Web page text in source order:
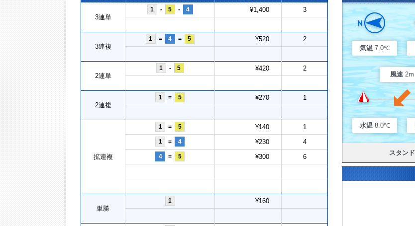
3連単
1 - 5 - 4 ¥1,400 3
3連複
1 = 4 = 5 ¥520 2
2連単
1 - 5 ¥420 2
2連複
1 = 5 ¥270 1
拡連複
1 = 5 ¥140 1
1 = 4 ¥230 4
4 = 5 ¥300 6
単勝
1 ¥160
気温 7.0℃
風速 2m
水温 8.0℃
スタンド